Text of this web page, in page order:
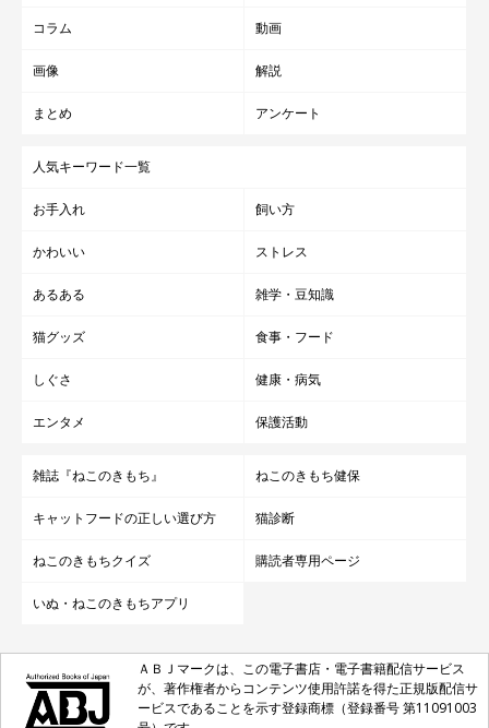
コラム 動画
画像 解説
まとめ アンケート
人気キーワード一覧
お手入れ 飼い方
かわいい ストレス
あるある 雑学・豆知識
猫グッズ 食事・フード
しぐさ 健康・病気
エンタメ 保護活動
雑誌『ねこのきもち』 ねこのきもち健保
キャットフードの正しい選び方 猫診断
ねこのきもちクイズ 購読者専用ページ
いぬ・ねこのきもちアプリ
ＡＢＪマークは、この電子書店・電子書籍配信サービス
が、著作権者からコンテンツ使用許諾を得た正規版配信サ
ービスであることを示す登録商標（登録番号 第11091003